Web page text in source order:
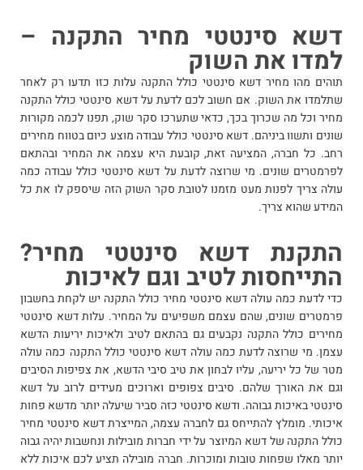
דשא סינטטי מחיר התקנה –
למדו את השוק
תוהים מהו מחיר דשא סינטטי כולל התקנה עלות כזו תדעו רק לאחר
שתלמדו את השוק. אם חשוב לכם לדעת על דשא סינטטי כולל התקנה
מחיר וכל מה שכרוך בכך, כדאי שתערכו סקר שוק, תפנו לכמה מקורות
שונים ותשוו ביניהם. דשא סינטטי כולל עבודה מוצע כיום בטווח מחירים
רחב. כל חברה, המציעה זאת, קובעת היא עצמה את המחיר ובהתאם
לפרמטרים שונים. מי שרוצה לדעת על דשא סינטטי כולל עבודה כמה
עולה צריך לפנות מעט מזמנו לטובת סקר השוק הזה שיספק לו את כל
המידע שהוא צריך.
התקנת דשא סינטטי מחיר?
התייחסות לטיב וגם לאיכות
כדי לדעת כמה עולה דשא סינטטי מחיר כולל התקנה יש לקחת בחשבון
פרמטרים שונים, שהם עצמם משפיעים על המחיר. עלות דשא סינטטי
מחירים כולל התקנה נקבעים גם בהתאם לטיב ולאיכות יריעות הדשא
עצמן. מי שרוצה לדעת כמה עולה דשא סינטטי כולל התקנה כמה עולה
מטר של כל יריעה, עליו לבחון את טיב סיבי הדשא, את צפיפות הסיבים
וגם את האורך שלהם. סיבים צפופים וארוכים מעידים לרוב על דשא
סינטטי באיכות גבוהה. ודשא סינטטי כזה סביר שיעלה יותר מדשא פחות
איכותי. מומלץ להתייחס גם לחברה עצמה, המייצרת דשא סינטטי מחיר
כולל התקנה של דשא המיוצר על ידי חברות מובילות ונחשבות יהיה גבוה
יותר מאלו שפחות טובות ומוכרות. חברה מובילה תציע לכם איכות ללא